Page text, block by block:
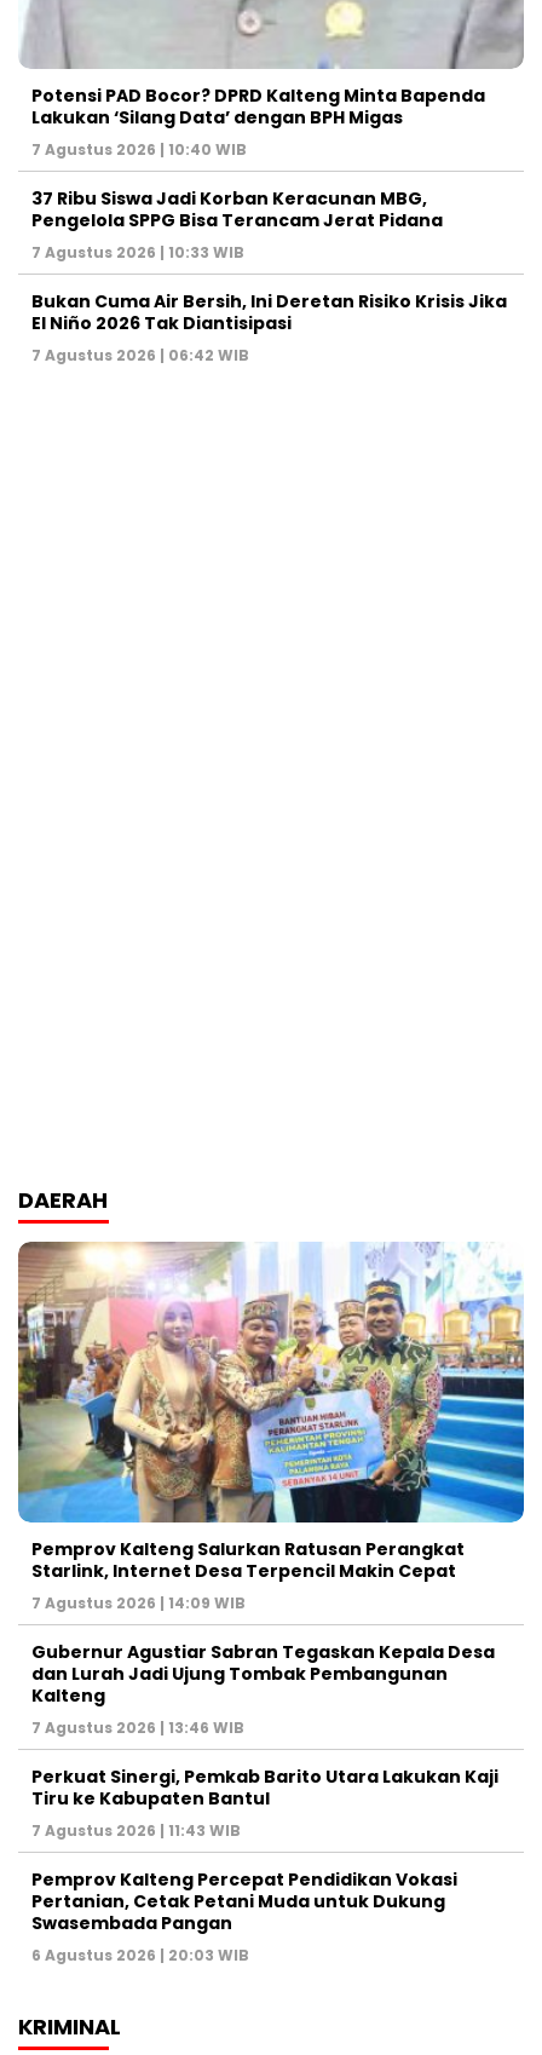
Potensi PAD Bocor? DPRD Kalteng Minta Bapenda
Lakukan ‘Silang Data’ dengan BPH Migas
7 Agustus 2026 | 10:40 WIB
37 Ribu Siswa Jadi Korban Keracunan MBG,
Pengelola SPPG Bisa Terancam Jerat Pidana
7 Agustus 2026 | 10:33 WIB
Bukan Cuma Air Bersih, Ini Deretan Risiko Krisis Jika
El Niño 2026 Tak Diantisipasi
7 Agustus 2026 | 06:42 WIB
DAERAH
Pemprov Kalteng Salurkan Ratusan Perangkat
Starlink, Internet Desa Terpencil Makin Cepat
7 Agustus 2026 | 14:09 WIB
Gubernur Agustiar Sabran Tegaskan Kepala Desa
dan Lurah Jadi Ujung Tombak Pembangunan
Kalteng
7 Agustus 2026 | 13:46 WIB
Perkuat Sinergi, Pemkab Barito Utara Lakukan Kaji
Tiru ke Kabupaten Bantul
7 Agustus 2026 | 11:43 WIB
Pemprov Kalteng Percepat Pendidikan Vokasi
Pertanian, Cetak Petani Muda untuk Dukung
Swasembada Pangan
6 Agustus 2026 | 20:03 WIB
KRIMINAL